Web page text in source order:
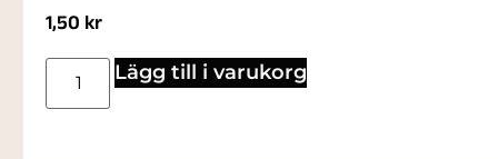
1,50 kr
Lägg till i varukorg